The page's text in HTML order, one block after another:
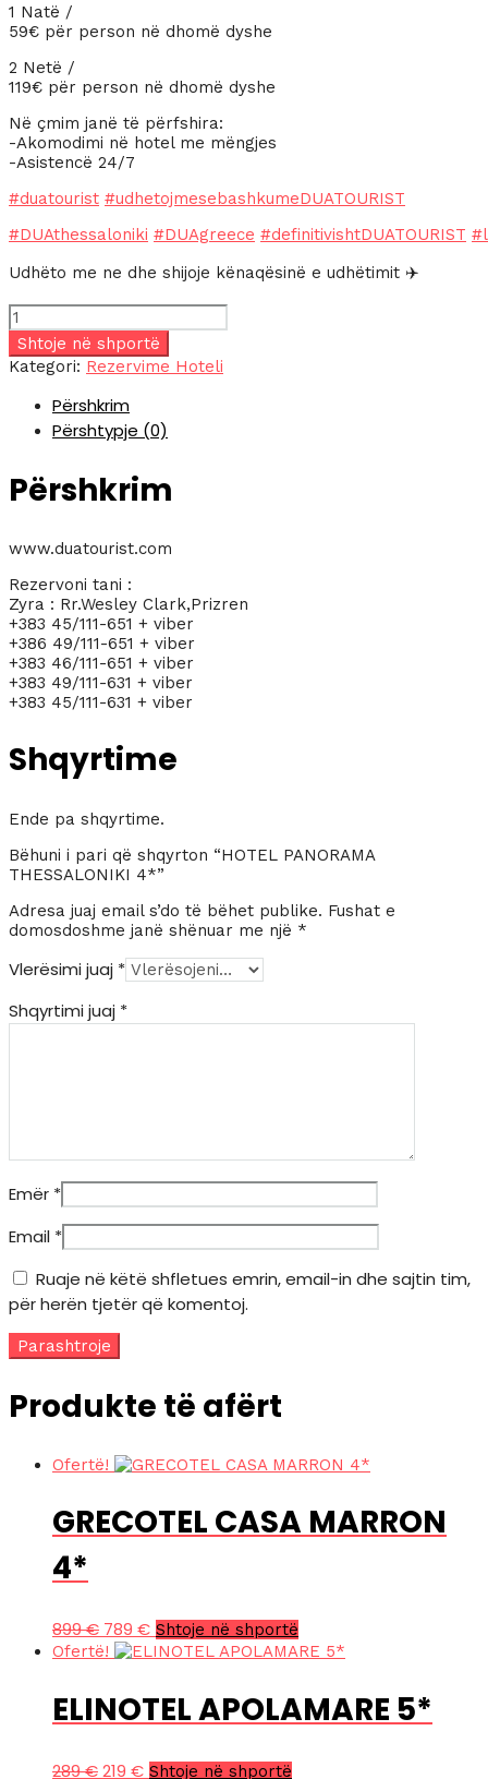
1 Natë /
59€ për person në dhomë dyshe
2 Netë /
119€ për person në dhomë dyshe
Në çmim janë të përfshira:
-Akomodimi në hotel me mëngjes
-Asistencë 24/7
#duatourist #udhetojmesebashkumeDUATOURIST
#DUAthessaloniki #DUAgreece #definitivishtDUATOURIST
Udhëto me ne dhe shijoje kënaqësinë e udhëtimit ✈️
Sasi
HOTEL
PANORAMA
Shtoje në shportë
Kategori: Rezervime Hoteli
Përshkrim
Përshtypje (0)
Përshkrim
www.duatourist.com
Rezervoni tani :
Zyra : Rr.Wesley Clark,Prizren
+383 45/111-651 + viber
+386 49/111-651 + viber
+383 46/111-651 + viber
+383 49/111-631 + viber
+383 45/111-631 + viber
Shqyrtime
Ende pa shqyrtime.
Bëhuni i pari që shqyrton “HOTEL PANORAMA
THESSALONIKI 4*”
Adresa juaj email s’do të bëhet publike. Fushat e
domosdoshme janë shënuar me një *
Vlerësimi juaj *
Shqyrtimi juaj *
Emër *
Email *
Ruaje në këtë shfletues emrin, email-in dhe sajtin tim,
për herën tjetër që komentoj.
Produkte të afërt
Ofertë!
GRECOTEL CASA MARRON
4*
899€ Çmimi
origjinal
899 €.
789 €Çmimi
i
është:
789 €.
Shtoje në shportë
Ofertë!
ELINOTEL APOLAMARE 5*
289€Çmimi
219 €Çmimi
Shtoje në shportë